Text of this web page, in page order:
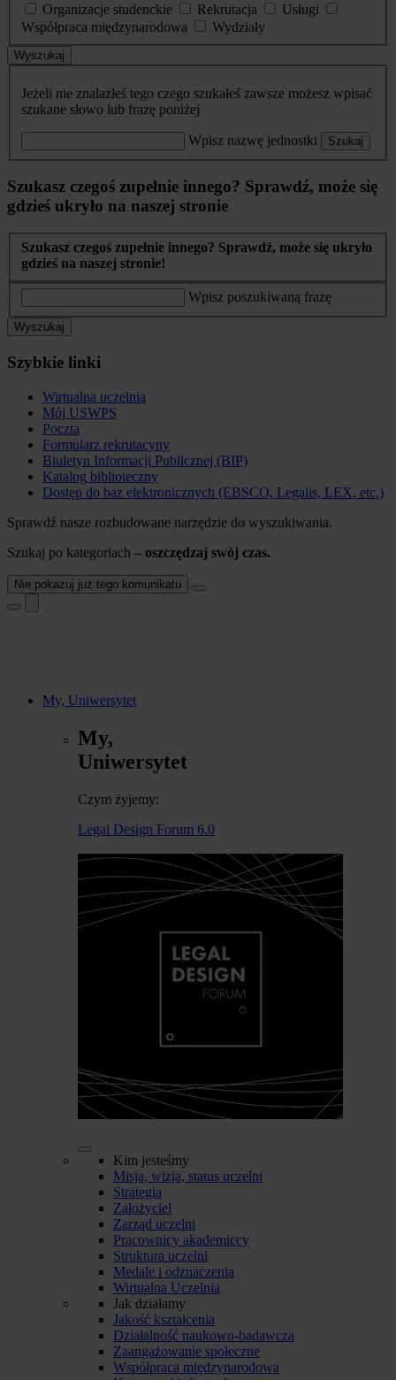
Organizacje studenckie
Rekrutacja
Usługi
Współpraca międzynarodowa
Wydziały
Wyszukaj
Jeżeli nie znalazłeś tego czego szukałeś zawsze możesz wpisać
szukane słowo lub frazę poniżej
Wpisz nazwę jednostki Szukaj
Szukasz czegoś zupełnie innego? Sprawdź, może się
gdzieś ukryło na naszej stronie
Szukasz czegoś zupełnie innego? Sprawdź, może się ukryło
gdzieś na naszej stronie!
Wpisz poszukiwaną frazę
Wyszukaj
Szybkie linki
Wirtualna uczelnia
Mój USWPS
Poczta
Formularz rekrutacyny
Biuletyn Informacji Publicznej (BIP)
Katalog biblioteczny
Dostęp do baz elektronicznych (EBSCO, Legalis, LEX, etc.)
Sprawdź nasze rozbudowane narzędzie do wyszukiwania.
Szukaj po kategoriach – oszczędzaj swój czas.
Nie pokazuj już tego komunikatu
My, Uniwersytet
My,
Uniwersytet
Czym żyjemy:
Legal Design Forum 6.0
Kim jesteśmy
Misja, wizja, status uczelni
Strategia
Założyciel
Zarząd uczelni
Pracownicy akademiccy
Struktura uczelni
Medale i odznaczenia
Wirtualna Uczelnia
Jak działamy
Jakość kształcenia
Działalność naukowo-badawcza
Zaangażowanie społeczne
Współpraca międzynarodowa